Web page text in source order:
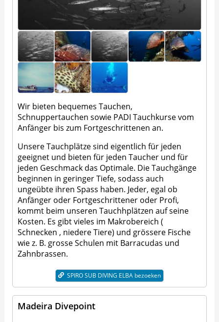
Wir bieten bequemes Tauchen,
Schnuppertauchen sowie PADI Tauchkurse vom
Anfänger bis zum Fortgeschrittenen an.
Unsere Tauchplätze sind eigentlich für jeden
geeignet und bieten für jeden Taucher und für
jeden Geschmack das Optimale. Die Tauchgänge
beginnen in geringer Tiefe, sodass auch
ungeübte ihren Spass haben. Jeder, egal ob
Anfänger oder Fortgeschrittener oder Profi,
kommt beim unseren Tauchhplätzen auf seine
Kosten. Es gibt vieles im Makrobereich (
Schnecken , niedere Tiere) und grössere Fische
wie z. B. grosse Schulen mit Barracudas und
Zahnbrassen.
SPIRO SUB DIVING ELBA bezoeken
Madeira Divepoint